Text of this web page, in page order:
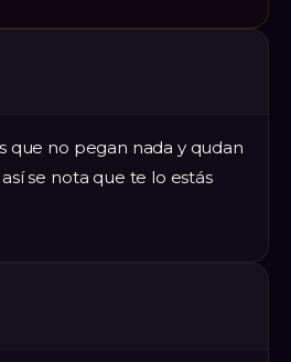
que no pegan nada y qudan
se nota que te lo estás